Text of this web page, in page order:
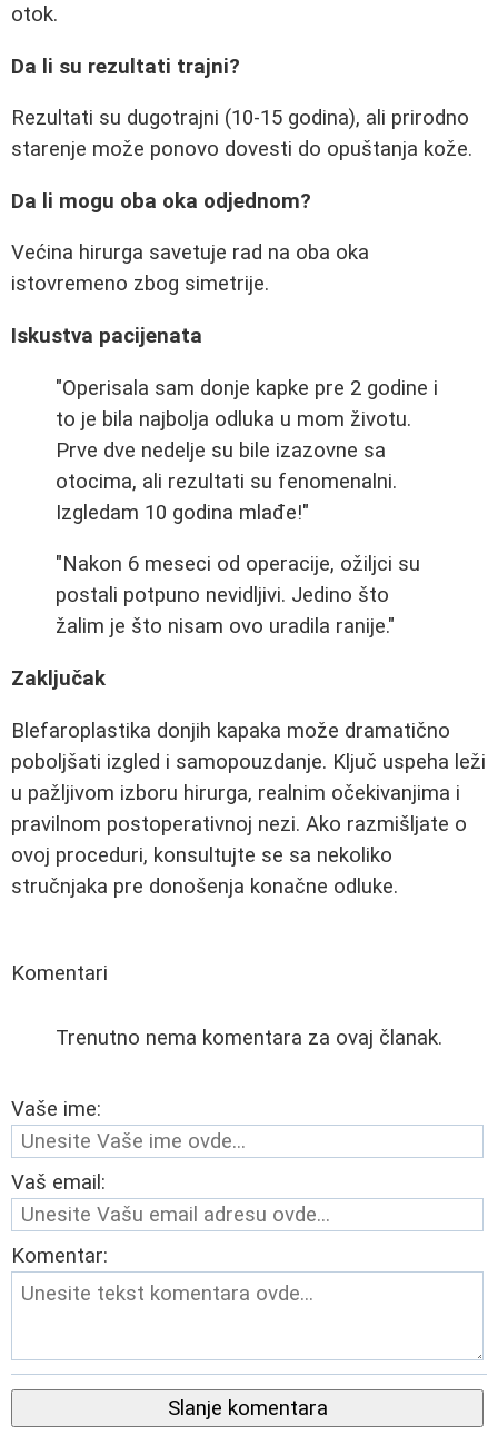
otok.
Da li su rezultati trajni?
Rezultati su dugotrajni (10-15 godina), ali prirodno
starenje može ponovo dovesti do opuštanja kože.
Da li mogu oba oka odjednom?
Većina hirurga savetuje rad na oba oka
istovremeno zbog simetrije.
Iskustva pacijenata
"Operisala sam donje kapke pre 2 godine i
to je bila najbolja odluka u mom životu.
Prve dve nedelje su bile izazovne sa
otocima, ali rezultati su fenomenalni.
Izgledam 10 godina mlađe!"
"Nakon 6 meseci od operacije, ožiljci su
postali potpuno nevidljivi. Jedino što
žalim je što nisam ovo uradila ranije."
Zaključak
Blefaroplastika donjih kapaka može dramatično
poboljšati izgled i samopouzdanje. Ključ uspeha leži
u pažljivom izboru hirurga, realnim očekivanjima i
pravilnom postoperativnoj nezi. Ako razmišljate o
ovoj proceduri, konsultujte se sa nekoliko
stručnjaka pre donošenja konačne odluke.
Komentari
Trenutno nema komentara za ovaj članak.
Vaše ime:
Vaš email:
Komentar:
Slanje komentara